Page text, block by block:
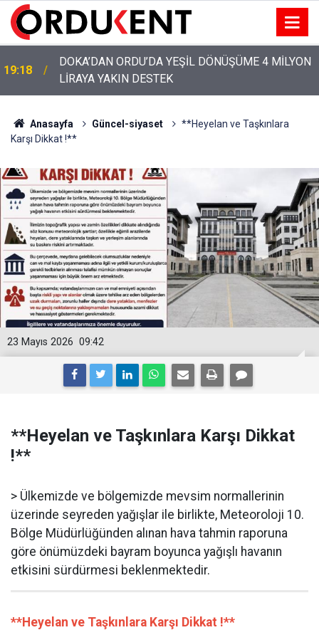
12:46
YENİ PARTİ’NİN ORDU’DAKİ 69 KİŞİLİK KURUCU
KADROSU AÇIKLANDI
Anasayfa Güncel-siyaset
**Heyelan ve Taşkınlara
Karşı Dikkat !**
09:42
23 Mayıs 2026
**Heyelan ve Taşkınlara Karşı Dikkat
!**
> Ülkemizde ve bölgemizde mevsim normallerinin
üzerinde seyreden yağışlar ile birlikte, Meteoroloji 10.
Bölge Müdürlüğünden alınan hava tahmin raporuna
göre önümüzdeki bayram boyunca yağışlı havanın
etkisini sürdürmesi beklenmektedir.
**Heyelan ve Taşkınlara Karşı Dikkat !**